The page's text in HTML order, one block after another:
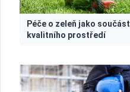
Péče o zeleň jako součást
kvalitního prostředí